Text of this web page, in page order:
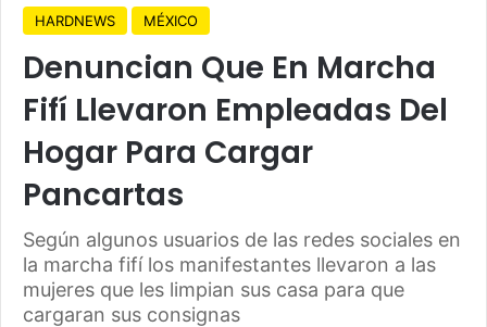
HARDNEWS MÉXICO
Denuncian Que En Marcha
Fifí Llevaron Empleadas Del
Hogar Para Cargar
Pancartas
Según algunos usuarios de las redes sociales en
la marcha fifí los manifestantes llevaron a las
mujeres que les limpian sus casa para que
cargaran sus consignas